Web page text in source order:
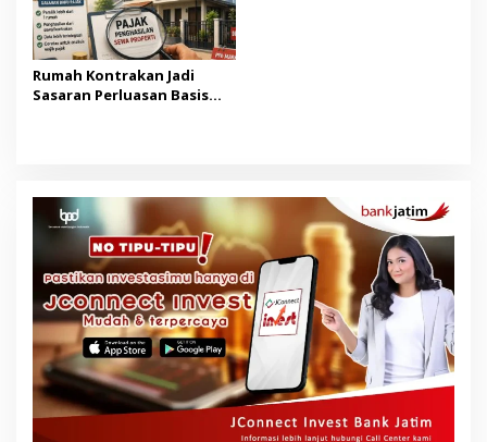
Rumah Kontrakan Jadi
Sasaran Perluasan Basis